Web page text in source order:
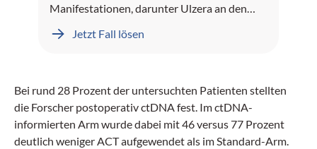
Manifestationen, darunter Ulzera an den
präsentiert sich mit seit mehreren Monaten
Jetzt Fall lösen
Bei rund 28 Prozent der untersuchten Patienten stellten
die Forscher postoperativ ctDNA fest. Im ctDNA-
informierten Arm wurde dabei mit 46 versus 77 Prozent
deutlich weniger ACT aufgewendet als im Standard-Arm.